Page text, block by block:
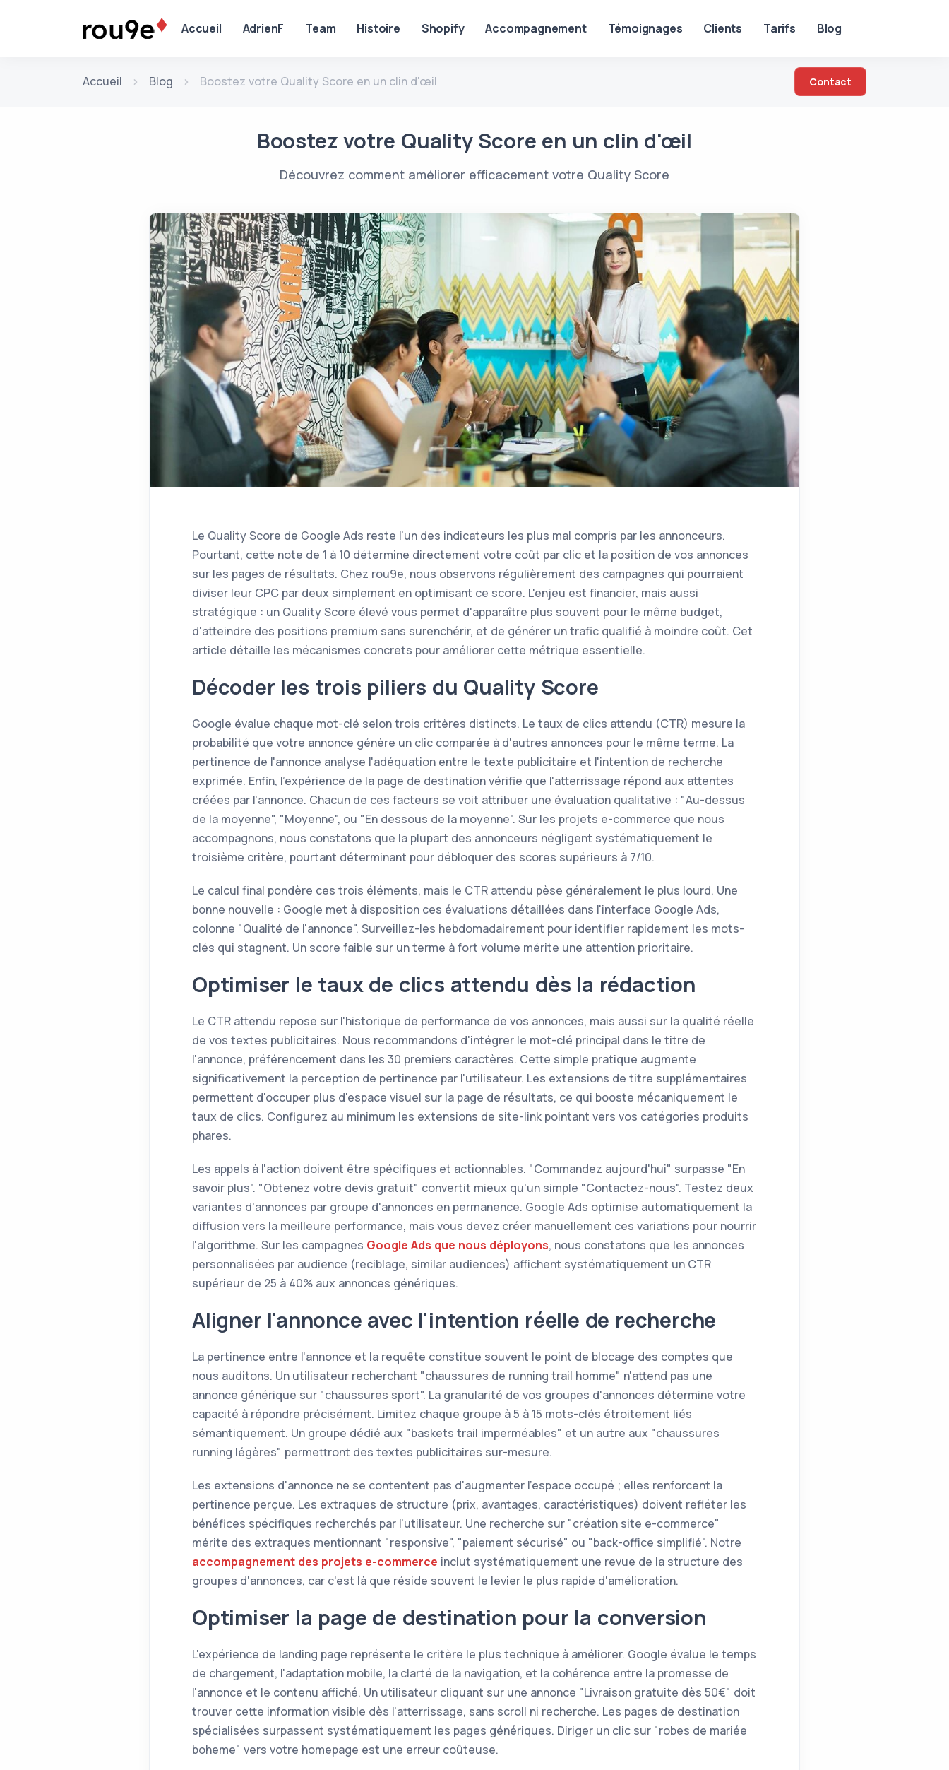
Accueil
AdrienF Team Histoire Shopify Accompagnement Témoignages Clients Tarifs Blog
Accueil Blog Boostez votre Quality Score en un clin d'œil Contact
Boostez votre Quality Score en un clin d'œil
Découvrez comment améliorer efficacement votre Quality Score
Le Quality Score de Google Ads reste l'un des indicateurs les plus mal compris par les annonceurs.
Pourtant, cette note de 1 à 10 détermine directement votre coût par clic et la position de vos annonces
sur les pages de résultats. Chez rou9e, nous observons régulièrement des campagnes qui pourraient
diviser leur CPC par deux simplement en optimisant ce score. L'enjeu est financier, mais aussi
stratégique : un Quality Score élevé vous permet d'apparaître plus souvent pour le même budget,
d'atteindre des positions premium sans surenchérir, et de générer un trafic qualifié à moindre coût. Cet
article détaille les mécanismes concrets pour améliorer cette métrique essentielle.
Décoder les trois piliers du Quality Score
Google évalue chaque mot-clé selon trois critères distincts. Le taux de clics attendu (CTR) mesure la
probabilité que votre annonce génère un clic comparée à d'autres annonces pour le même terme. La
pertinence de l'annonce analyse l'adéquation entre le texte publicitaire et l'intention de recherche
exprimée. Enfin, l'expérience de la page de destination vérifie que l'atterrissage répond aux attentes
créées par l'annonce. Chacun de ces facteurs se voit attribuer une évaluation qualitative : "Au-dessus
de la moyenne", "Moyenne", ou "En dessous de la moyenne". Sur les projets e-commerce que nous
accompagnons, nous constatons que la plupart des annonceurs négligent systématiquement le
troisième critère, pourtant déterminant pour débloquer des scores supérieurs à 7/10.
Le calcul final pondère ces trois éléments, mais le CTR attendu pèse généralement le plus lourd. Une
bonne nouvelle : Google met à disposition ces évaluations détaillées dans l'interface Google Ads,
colonne "Qualité de l'annonce". Surveillez-les hebdomadairement pour identifier rapidement les mots-
clés qui stagnent. Un score faible sur un terme à fort volume mérite une attention prioritaire.
Optimiser le taux de clics attendu dès la rédaction
Le CTR attendu repose sur l'historique de performance de vos annonces, mais aussi sur la qualité réelle
de vos textes publicitaires. Nous recommandons d'intégrer le mot-clé principal dans le titre de
l'annonce, préférencement dans les 30 premiers caractères. Cette simple pratique augmente
significativement la perception de pertinence par l'utilisateur. Les extensions de titre supplémentaires
permettent d'occuper plus d'espace visuel sur la page de résultats, ce qui booste mécaniquement le
taux de clics. Configurez au minimum les extensions de site-link pointant vers vos catégories produits
phares.
Les appels à l'action doivent être spécifiques et actionnables. "Commandez aujourd'hui" surpasse "En
savoir plus". "Obtenez votre devis gratuit" convertit mieux qu'un simple "Contactez-nous". Testez deux
variantes d'annonces par groupe d'annonces en permanence. Google Ads optimise automatiquement la
diffusion vers la meilleure performance, mais vous devez créer manuellement ces variations pour nourrir
l'algorithme. Sur les campagnes Google Ads que nous déployons, nous constatons que les annonces
personnalisées par audience (reciblage, similar audiences) affichent systématiquement un CTR
supérieur de 25 à 40% aux annonces génériques.
Aligner l'annonce avec l'intention réelle de recherche
La pertinence entre l'annonce et la requête constitue souvent le point de blocage des comptes que
nous auditons. Un utilisateur recherchant "chaussures de running trail homme" n'attend pas une
annonce générique sur "chaussures sport". La granularité de vos groupes d'annonces détermine votre
capacité à répondre précisément. Limitez chaque groupe à 5 à 15 mots-clés étroitement liés
sémantiquement. Un groupe dédié aux "baskets trail imperméables" et un autre aux "chaussures
running légères" permettront des textes publicitaires sur-mesure.
Les extensions d'annonce ne se contentent pas d'augmenter l'espace occupé ; elles renforcent la
pertinence perçue. Les extraques de structure (prix, avantages, caractéristiques) doivent refléter les
bénéfices spécifiques recherchés par l'utilisateur. Une recherche sur "création site e-commerce"
mérite des extraques mentionnant "responsive", "paiement sécurisé" ou "back-office simplifié". Notre
accompagnement des projets e-commerce inclut systématiquement une revue de la structure des
groupes d'annonces, car c'est là que réside souvent le levier le plus rapide d'amélioration.
Optimiser la page de destination pour la conversion
L'expérience de landing page représente le critère le plus technique à améliorer. Google évalue le temps
de chargement, l'adaptation mobile, la clarté de la navigation, et la cohérence entre la promesse de
l'annonce et le contenu affiché. Un utilisateur cliquant sur une annonce "Livraison gratuite dès 50€" doit
trouver cette information visible dès l'atterrissage, sans scroll ni recherche. Les pages de destination
spécialisées surpassent systématiquement les pages génériques. Diriger un clic sur "robes de mariée
boheme" vers votre homepage est une erreur coûteuse.